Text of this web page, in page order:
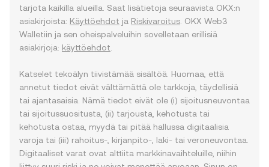
tarjota kaikilla alueilla. Saat lisätietoja seuraavista OKX:n
asiakirjoista: Käyttöehdot ja Riskivaroitus . OKX Web3
Walletiin ja sen oheispalveluihin sovelletaan erillisiä
asiakirjoja: käyttöehdot
Katselet tekoälyn tiivistämää sisältöä. Huomaa, että
annetut tiedot eivät välttämättä ole tarkkoja, täydellisiä
tai ajantasaisia. Nämä tiedot eivät ole (i) sijoitusneuvontaa
tai sijoitussuositusta, (ii) tarjousta, kehotusta tai
kehotusta ostaa, myydä tai pitää hallussa digitaalisia
varoja tai (iii) rahoitus-, kirjanpito-, laki- tai veroneuvontaa.
Digitaaliset varat ovat alttiita markkinavaihteluille, niihin